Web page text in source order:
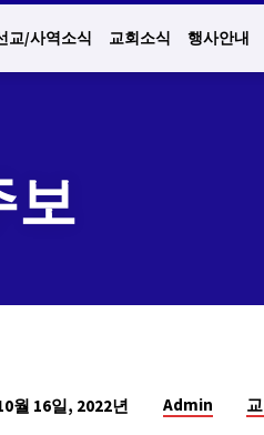
교/사역소식 교회소식 행사안내
보
월 16일, 2022년 Admin